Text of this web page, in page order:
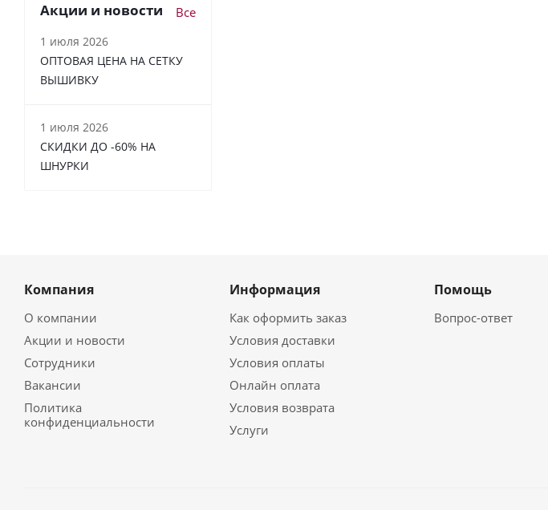
Акции и новости Все
1 июля 2026
ОПТОВАЯ ЦЕНА НА СЕТКУ
ВЫШИВКУ
1 июля 2026
СКИДКИ ДО -60% НА
ШНУРКИ
Компания
О компании
Акции и новости
Сотрудники
Вакансии
Политика
конфиденциальности
Информация
Как оформить заказ
Условия доставки
Условия оплаты
Онлайн оплата
Условия возврата
Услуги
Помощь
Вопрос-ответ